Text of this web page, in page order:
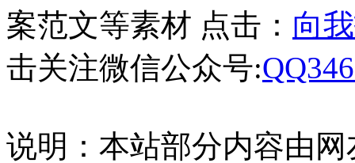
案范文等素材 点击： 向
击关注微信公众号:
说明：本站部分内容由